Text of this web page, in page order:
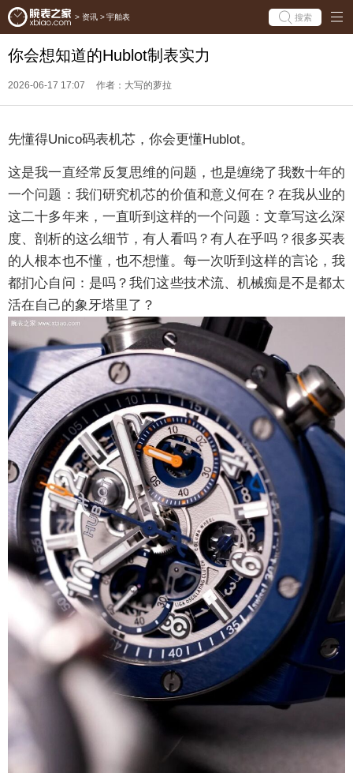
> 资讯 > 宇舶表 搜索
你会想知道的Hublot制表实力
2026-06-17 17:07 作者：大写的萝拉
先懂得Unico码表机芯，你会更懂Hublot。
这是我一直经常反复思维的问题，也是缠绕了我数十年的
一个问题：我们研究机芯的价值和意义何在？在我从业的
这二十多年来，一直听到这样的一个问题：文章写这么深
度、剖析的这么细节，有人看吗？有人在乎吗？很多买表
的人根本也不懂，也不想懂。每一次听到这样的言论，我
都扪心自问：是吗？我们这些技术流、机械痴是不是都太
活在自己的象牙塔里了？